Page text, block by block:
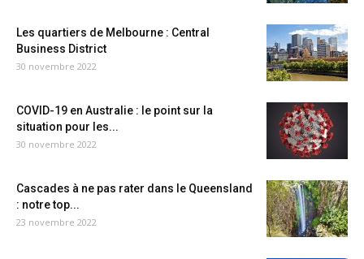
Les quartiers de Melbourne : Central
Business District
30 novembre 2022
COVID-19 en Australie : le point sur la
situation pour les...
30 novembre 2022
Cascades à ne pas rater dans le Queensland
: notre top...
23 novembre 2022